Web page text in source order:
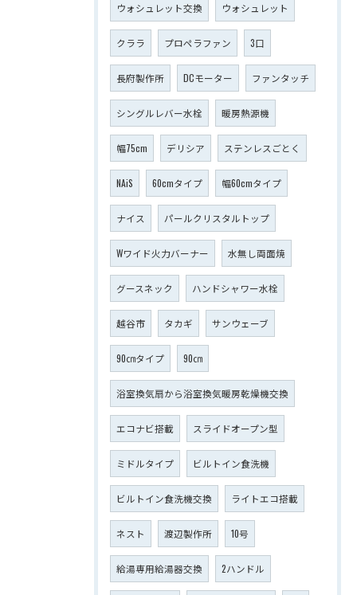
ウォシュレット交換 ウォシュレット
クララ プロペラファン 3口
長府製作所 DCモーター ファンタッチ
シングルレバー水栓 暖房熱源機
幅75cm デリシア ステンレスごとく
NAiS 60cmタイプ 幅60cmタイプ
ナイス パールクリスタルトップ
Wワイド火力バーナー 水無し両面焼
グースネック ハンドシャワー水栓
越谷市 タカギ サンウェーブ
90㎝タイプ 90㎝
浴室換気扇から浴室換気暖房乾燥機交換
エコナビ搭載 スライドオープン型
ミドルタイプ ビルトイン食洗機
ビルトイン食洗機交換 ライトエコ搭載
ネスト 渡辺製作所 10号
給湯専用給湯器交換 2ハンドル